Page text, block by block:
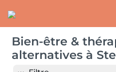
Bien-être &
alternatives à